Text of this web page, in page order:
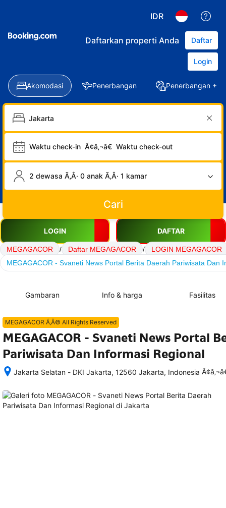
IDR
Daftarkan properti Anda Daftar
Login
Akomodasi Penerbangan Penerbangan +
Waktu check-in Ã¢â‚¬â€ Waktu check-out
2 dewasa Ã‚Â· 0 anak Ã‚Â· 1 kamar
Cari
LOGIN DAFTAR
MEGAGACOR / Daftar MEGAGACOR /
LOGIN MEGAGACOR
MEGAGACOR - Svaneti News Portal Berita Daerah Pariwisata Dan
Gambaran Info & harga Fasilitas
MEGAGACOR Ã‚Â© All Rights Reserved
MEGAGACOR - Svaneti News Portal
Pariwisata Dan Informasi Regional
Jakarta Selatan - DKI Jakarta, 12560 Jakarta, Indonesia
memesan,
semua